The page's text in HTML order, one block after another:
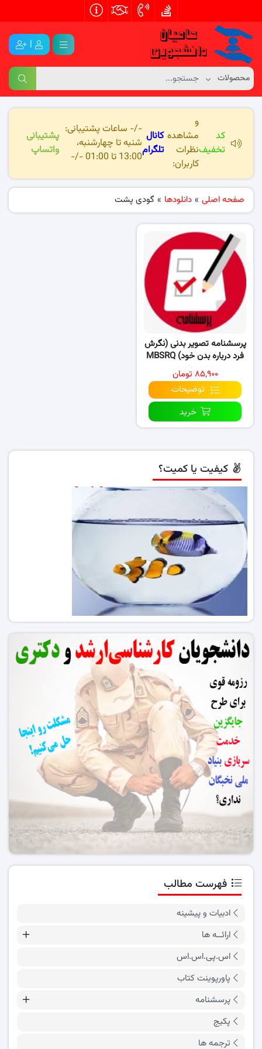
|
کد
تخفیف
و
مشاهده
نظرات
کاربران:
کانال
تلگرام
-/- ساعات پشتیبانی:
شنبه تا چهارشنبه،
13:00 تا 01:00 -/-
پشتیبانی
واتساپ
صفحه اصلی » دانلودها » گودی پشت
پرسشنامه تصویر بدنی (نگرش
فرد درباره بدن خود) MBSRQ
۸۵,۹۰۰ تومان
توضیحات
خرید
کیفیت یا کمیت؟
فهرست مطالب
ادبیات و پیشینه
ارائــه ها
اس.پی.اس.اس
پاورپوینت کتاب
پرسشنامه
پکیج
ترجمه ها